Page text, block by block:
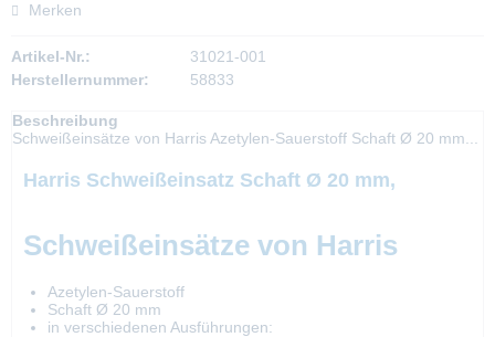
Merken
Artikel-Nr.:
31021-001
Herstellernummer:
58833
Beschreibung
Schweißeinsätze von Harris Azetylen-Sauerstoff Schaft Ø 20 mm...
Harris Schweißeinsatz Schaft Ø 20 mm,
Schweißeinsätze von Harris
Azetylen-Sauerstoff
Schaft Ø 20 mm
in verschiedenen Ausführungen: